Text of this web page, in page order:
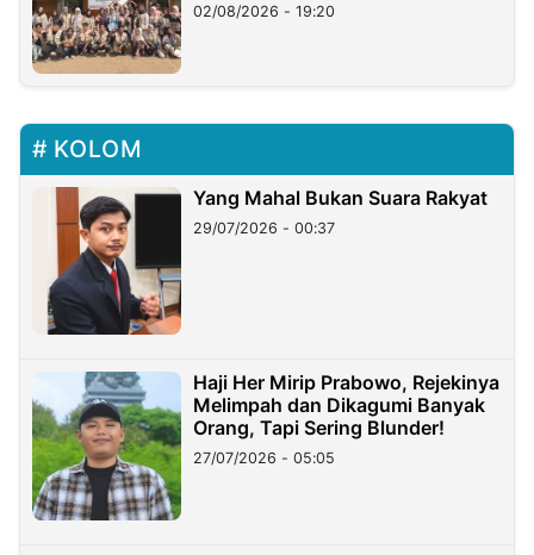
02/08/2026 - 19:20
KOLOM
Yang Mahal Bukan Suara Rakyat
29/07/2026 - 00:37
Haji Her Mirip Prabowo, Rejekinya
Melimpah dan Dikagumi Banyak
Orang, Tapi Sering Blunder!
27/07/2026 - 05:05